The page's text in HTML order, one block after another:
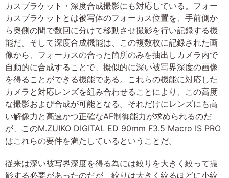
カスブラケット・深度合成撮影にも対応している。フォー
カスブラケットとは被写体のフォーカス位置を、手前側か
ら奥側の間で数回に分けて移動させ撮影を行い記録する機
能だ。そして深度合成機能は、この複数枚に記録された画
像から、フォーカスの合った箇所のみを抽出しカメラ内で
自動的に合成することで、擬似的に深い被写界深度の画像
を得ることができる機能である。これらの機能に対応した
カメラと対応レンズを組み合わせることにより、この高度
な撮影および合成が可能となる。それだけにレンズにも高
い解像力と高速かつ正確なAF制御能力が求められるのだ
が、このM.ZUIKO DIGITAL ED 90mm F3.5 Macro IS PRO
はこれらの要件を満たしているということだ。
従来は深い被写界深度を得る為には絞りを大きく絞って撮
影する必要があったのだが、絞りは大きく絞るほどに小絞